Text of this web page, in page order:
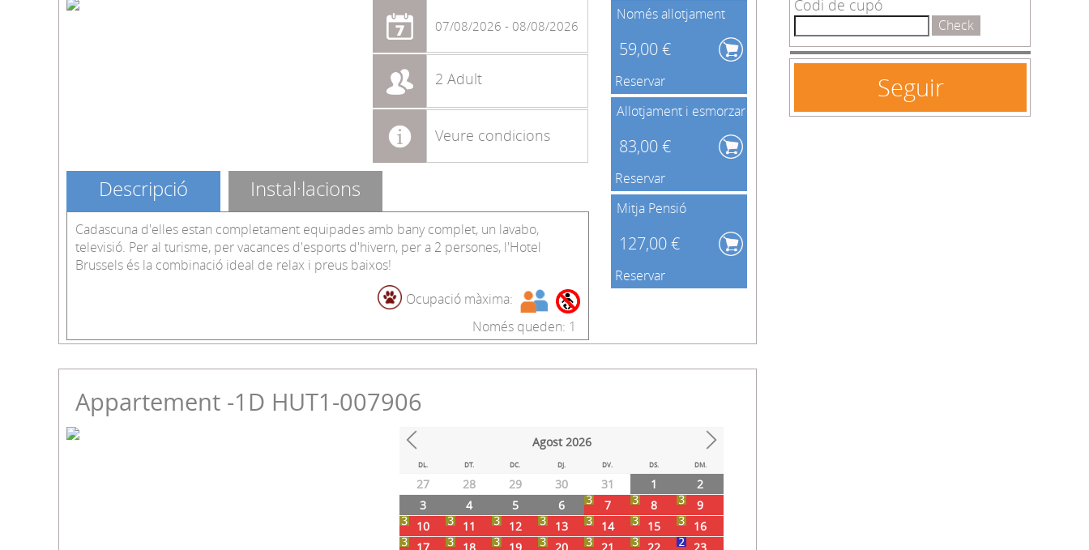
07/08/2026 - 08/08/2026
2 Adult
Veure condicions
Només allotjament
59,00 €
Reservar
Allotjament i esmorzar
83,00 €
Reservar
Mitja Pensió
127,00 €
Reservar
Descripció Instal·lacions
Cadascuna d'elles estan completament equipades amb bany complet, un lavabo,
televisió. Per al turisme, per vacances d'esports d'hivern, per a 2 persones, l'Hotel
Brussels és la combinació ideal de relax i preus baixos!
Ocupació màxima:
Només queden: 1
Appartement -1D HUT1-007906
Prev Next
Agost 2026
DL. DT. DC. DJ. DV. DS. DM.
27 28 29 30 31 1
2
3
4 5 6 7 8
9
10
11 12 13 14 15
16
Codi de cupó
Check